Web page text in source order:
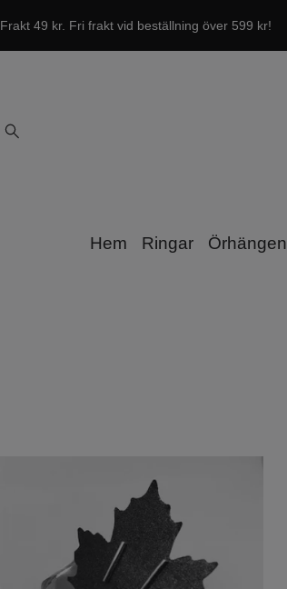
Frakt 49 kr. Fri frakt vid beställning över 599 kr!
Hem Ringar Örhängen